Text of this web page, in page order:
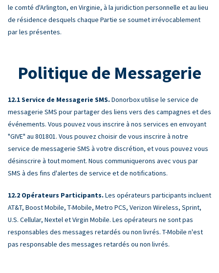
le comté d'Arlington, en Virginie, à la juridiction personnelle et au lieu
de résidence desquels chaque Partie se soumet irrévocablement
par les présentes.
Politique de Messagerie
Service de Messagerie SMS. Donorbox utilise le service de
messagerie SMS pour partager des liens vers des campagnes et des
événements. Vous pouvez vous inscrire à nos services en envoyant
"GIVE" au 801801. Vous pouvez choisir de vous inscrire à notre
service de messagerie SMS à votre discrétion, et vous pouvez vous
désinscrire à tout moment. Nous communiquerons avec vous par
SMS à des fins d'alertes de service et de notifications.
Opérateurs Participants. Les opérateurs participants incluent
AT&T, Boost Mobile, T-Mobile, Metro PCS, Verizon Wireless, Sprint,
U.S. Cellular, Nextel et Virgin Mobile. Les opérateurs ne sont pas
responsables des messages retardés ou non livrés. T-Mobile n'est
pas responsable des messages retardés ou non livrés.